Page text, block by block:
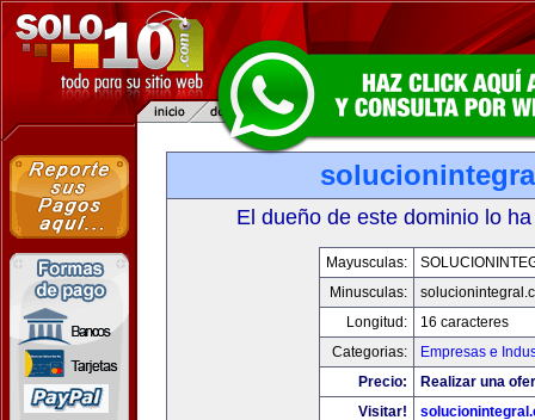
El dueño de este dominio lo
Mayusculas:
Minusculas:
Longitud:
16 caracteres
Categorias:
Empresas e
Precio:
Realizar una
Visitar!